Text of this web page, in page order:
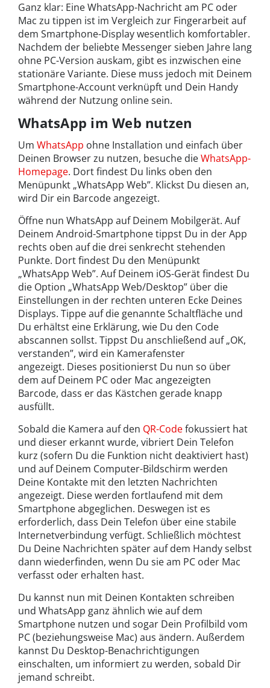
Ganz klar: Eine WhatsApp-Nachricht am PC oder
Mac zu tippen ist im Vergleich zur Fingerarbeit auf
dem Smartphone-Display wesentlich komfortabler.
Nachdem der beliebte Messenger sieben Jahre lang
ohne PC-Version auskam, gibt es inzwischen eine
stationäre Variante. Diese muss jedoch mit Deinem
Smartphone-Account verknüpft und Dein Handy
während der Nutzung online sein.
WhatsApp im Web nutzen
Um WhatsApp ohne Installation und einfach über
Deinen Browser zu nutzen, besuche dieWhatsApp-
Homepage. Dort findest Du links oben den
Menüpunkt „WhatsApp Web”. Klickst Du diesen an,
wird Dir ein Barcode angezeigt.
Öffne nun WhatsApp auf Deinem Mobilgerät. Auf
Deinem Android-Smartphone tippst Du in der App
rechts oben auf die drei senkrecht stehenden
Punkte. Dort findest Du den Menüpunkt
„WhatsApp Web”. Auf Deinem iOS-Gerät findest Du
die Option „WhatsApp Web/Desktop” über die
Einstellungen in der rechten unteren Ecke Deines
Displays. Tippe auf die genannte Schaltfläche und
Du erhältst eine Erklärung, wie Du den Code
abscannen sollst. Tippst Du anschließend auf „OK,
verstanden”, wird ein Kamerafenster
angezeigt. Dieses positionierst Du nun so über
dem auf Deinem PC oder Mac angezeigten
Barcode, dass er das Kästchen gerade knapp
ausfüllt.
Sobald die Kamera auf den QR-Codefokussiert hat
und dieser erkannt wurde, vibriert Dein Telefon
kurz (sofern Du die Funktion nicht deaktiviert hast)
und auf Deinem Computer-Bildschirm werden
Deine Kontakte mit den letzten Nachrichten
angezeigt. Diese werden fortlaufend mit dem
Smartphone abgeglichen. Deswegen ist es
erforderlich, dass Dein Telefon über eine stabile
Internetverbindung verfügt. Schließlich möchtest
Du Deine Nachrichten später auf dem Handy selbst
dann wiederfinden, wenn Du sie am PC oder Mac
verfasst oder erhalten hast.
Du kannst nun mit Deinen Kontakten schreiben
und WhatsApp ganz ähnlich wie auf dem
Smartphone nutzen und sogar Dein Profilbild vom
PC (beziehungsweise Mac) aus ändern. Außerdem
kannst Du Desktop-Benachrichtigungen
einschalten, um informiert zu werden, sobald Dir
jemand schreibt.